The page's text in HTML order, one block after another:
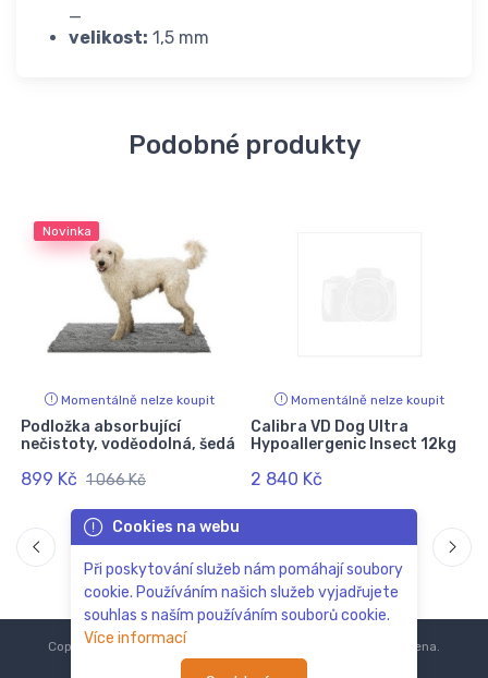
_
velikost: 1,5 mm
Podobné produkty
Novinka
Momentálně nelze koupit
Podložka absorbující
nečistoty, voděodolná, šedá
899 Kč 1 066 Kč
Momentálně nelze koupit
Calibra VD Dog Ultra
Hypoallergenic Insect 12kg
2 840 Kč
Cookies na webu
Při poskytování služeb nám pomáhají soubory
cookie. Používáním našich služeb vyjadřujete
souhlas s naším používáním souborů cookie.
Více informací
Copyright © 2018-2024 Všechna práva vyhrazena.